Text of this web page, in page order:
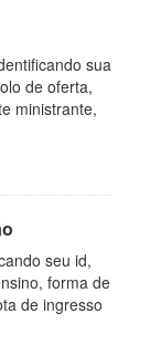
sua
de oferta,
ministrante,
seu id,
forma de
de ingresso